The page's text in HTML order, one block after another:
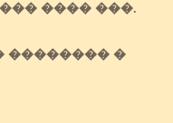
���� ���.
�������� �